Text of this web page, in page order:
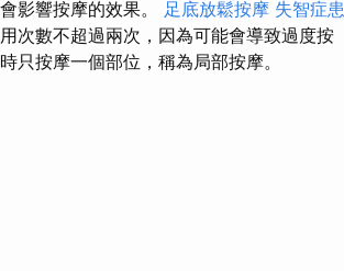
影響按摩的效果。 足底放鬆按摩 失智症患
次數不超過兩次，因為可能會導致過度按
只按摩一個部位，稱為局部按摩。